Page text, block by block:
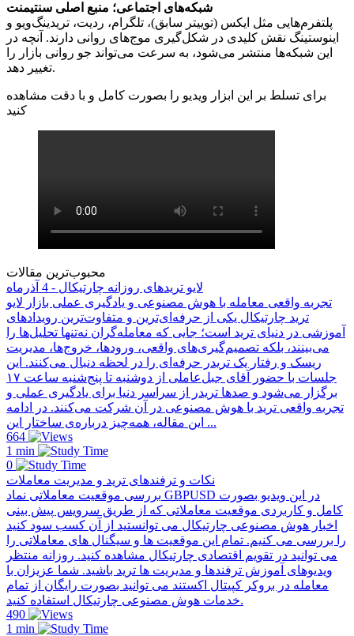
شبکه‌های اجتماعی؛ منبع اصلی سنتیمنت
پلتفرم‌هایی مثل ایکس (توییتر سابق)، تلگرام، ردیت، تریدینگ‌ویو و
اینوستینگ نقش کلیدی در شکل‌گیری موج‌های روانی دارند. آنچه در
این شبکه‌ها منتشر می‌شود، به سرعت می‌تواند جو روانی بازار را
تغییر دهد.
برای تسلط بر این ابزار ویدیو را بصورت کامل و با دقت مشاهده
کنید
محبوب‌ترین مقالات
لایو تریدهای روزانه چارتیکال - 4 آذرماه
تجربه واقعی معامله با هوش مصنوعی و یادگیری عملی بازار لایو
ترید چارتیکال یکی از حرفه‌ای‌ترین و متفاوت‌ترین رویدادهای
آموزشی در دنیای ترید است؛ جایی که معامله‌گران نه‌تنها تحلیل‌ها را
می‌بینند، بلکه تصمیم‌گیری‌های واقعی، ورودها، خروج‌ها، مدیریت
ریسک و رفتار یک تریدر حرفه‌ای را در لحظه دنبال می‌کنند. این
جلسات با حضور آقای جبل‌عاملی از دو‌شنبه تا پنج‌شنبه ساعت ۱۷
برگزار می‌شود و صدها تریدر از سراسر دنیا برای یادگیری عملی و
تجربه واقعی ترید با هوش مصنوعی در آن شرکت می‌کنند. در ادامه
این مقاله، همه‌چیز درباره‌ی ساختار این ...
664
1 min
0
نکات و ترفندهای ترید و مدیریت معاملات
بررسی موقعیت معاملاتی نماد GBPUSD در این ویدیو بصورت
کامل و کاربردی موقعیت معاملاتی که از طریق سرویس پیش بینی
اخبار هوش مصنوعی چارتیکال می توانستید از آن کسب سود کنید
را بررسی می کنیم. تمام این موقعیت ها و سیگنال های معاملاتی را
می توانید در تقویم اقتصادی چارتیکال مشاهده کنید. روزانه منتظر
ویدیوهای آموزش ترفندها و مدیریت ها ترید باشید. شما عزیزان با
معامله در بروکر کپیتال اکستند می توانید بصورت رایگان از تمام
خدمات هوش مصنوعی چارتیکال استفاده کنید.
490
1 min